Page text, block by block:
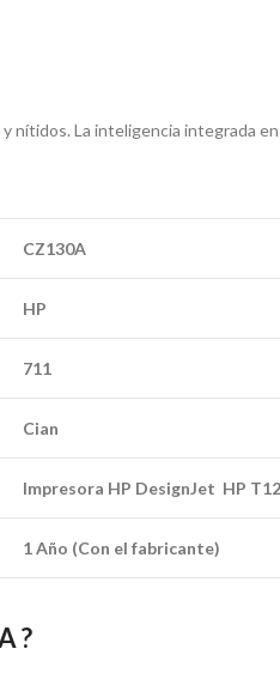
La inteligencia integrada
CZ130A
HP
711
Cian
Impresora HP DesignJet HP
1 Año (Con el fabricante)
?